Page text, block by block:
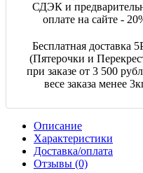
СДЭК и
оплате на сайте -
Бесплатная доставка
(Пятерочки и
при заказе от 3 500
весе заказа менее
Описание
Характеристики
Доставка/оплата
Отзывы (0)